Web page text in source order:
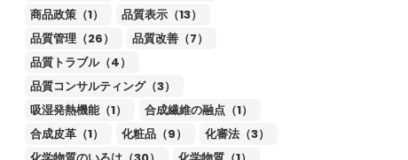
商品政策（1）
品質表示（13）
品質管理（26）
品質改善（7）
品質トラブル（4）
品質コンサルティング（3）
吸湿発熱機能（1）
合成繊維の融点（1）
合成皮革（1）
化粧品（9）
化審法（3）